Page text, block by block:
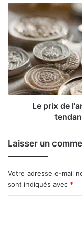
Le
prix
de
l'argent
en
hausse
:
analyse
des
tendances
2025
Le prix de
Laisser un
Votre adresse e-mail
sont indiqués avec *